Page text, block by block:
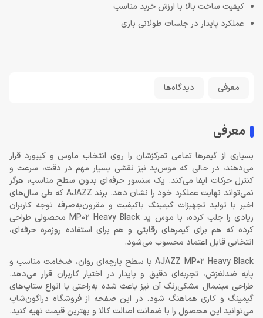
کیفیت ساخت بالا با ارزش خرید مناسب
عملکرد پایدار در جلسات طولانی بازی
معرفی دیدگاه‌ها
معرفی
بسیاری از گیمرها تمامی تمرکزشان را روی انتخاب ماوس و کیبورد قرار
می‌دهند، در حالی که موس‌پد نیز نقشی بسیار مهم در دقت، سرعت و
کنترل حرکات ایفا می‌کند. یک سنسور حرفه‌ای بدون سطح مناسب، هرگز
نمی‌تواند نهایت عملکرد خود را نشان دهد. برند AJAZZ که طی سال‌های
اخیر با تولید تجهیزات گیمینگ باکیفیت و مقرون‌به‌صرفه توجه کاربران
زیادی را جلب کرده، با موس پد MP02 Heavy Black محصولی طراحی
کرده که هم برای گیمرهای رقابتی و هم برای استفاده روزمره حرفه‌ای،
انتخابی قابل اعتماد محسوب می‌شود.
AJAZZ MP02 Heavy Black با سطح پارچه‌ای روان، ضخامت مناسب و
پایه ضدلغزش، تجربه‌ای دقیق و پایدار در اختیار کاربران قرار می‌دهد.
طراحی مینیمال مشکی‌رنگ آن نیز باعث شده به‌راحتی با انواع ستاپ‌های
گیمینگ و کاری هماهنگ شود. در این صفحه از فروشگاه دراگون‌شاپ
می‌توانید این محصول را با ضمانت اصالت کالا و بهترین قیمت تهیه کنید.